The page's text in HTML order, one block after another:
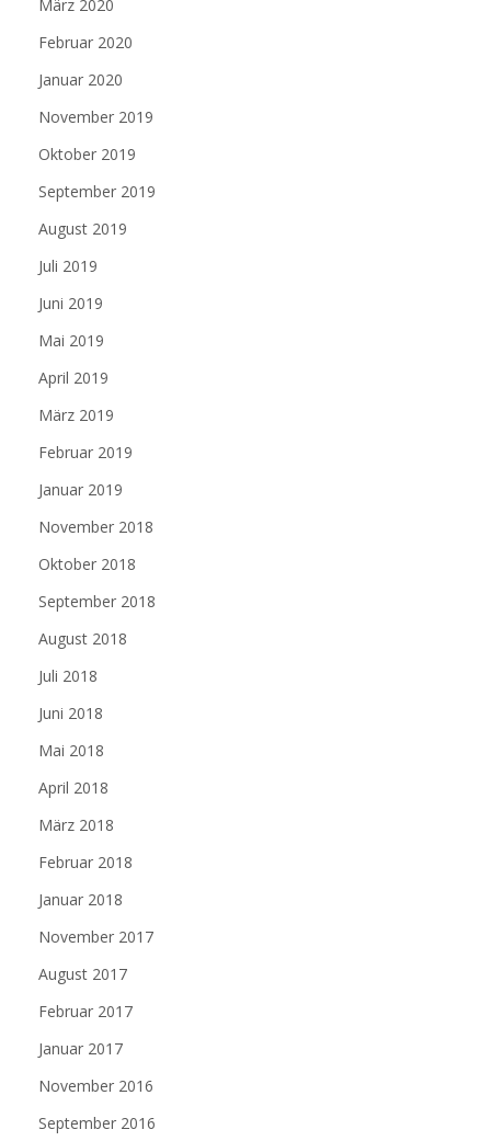
März 2020
Februar 2020
Januar 2020
November 2019
Oktober 2019
September 2019
August 2019
Juli 2019
Juni 2019
Mai 2019
April 2019
März 2019
Februar 2019
Januar 2019
November 2018
Oktober 2018
September 2018
August 2018
Juli 2018
Juni 2018
Mai 2018
April 2018
März 2018
Februar 2018
Januar 2018
November 2017
August 2017
Februar 2017
Januar 2017
November 2016
September 2016